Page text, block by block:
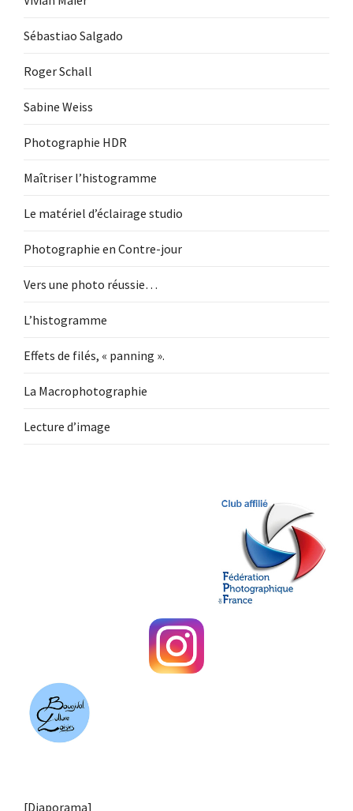
Sébastiao Salgado
Roger Schall
Sabine Weiss
Photographie HDR
Maîtriser l’histogramme
Le matériel d’éclairage studio
Photographie en Contre-jour
Vers une photo réussie…
L’histogramme
Effets de filés, « panning ».
La Macrophotographie
Lecture d’image
[Diaporama]